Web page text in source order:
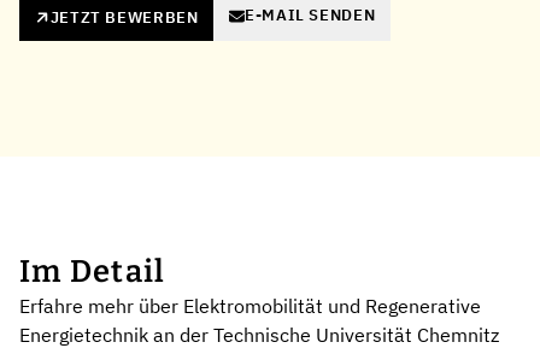
JETZT BEWERBEN E-MAIL SENDEN
Im Detail
Erfahre mehr über Elektromobilität und Regenerative
Energietechnik an der Technische Universität Chemnitz